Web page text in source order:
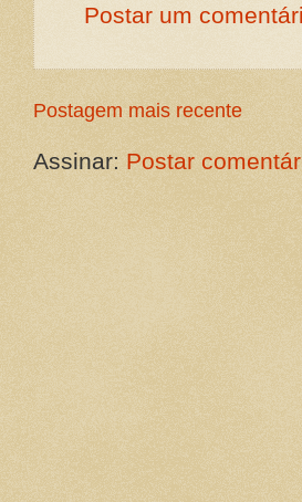
Postar um
Postagem mais recente
Assinar: Postar